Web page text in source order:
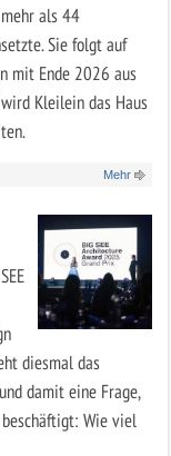
als 44
Sie folgt auf
mit Ende 2026 aus
Kleilein das Haus
Mehr
diesmal das
damit eine Frage,
Wie viel